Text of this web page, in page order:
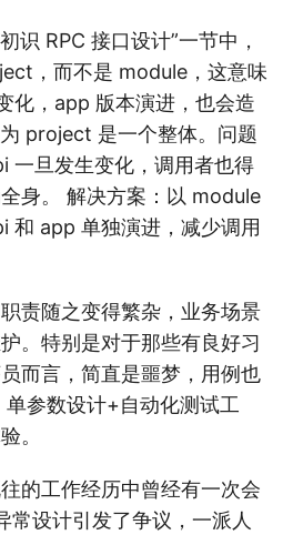
识 RPC 接口设计”一节中，
，而不是 module，这意味
化，app 版本演进，也会造
project 是一个整体。问题
一旦发生变化，调用者也得
身。 解决方案：以 module
和 app 单独演进，减少调用
责随之变得繁杂，业务场景
。特别是对于那些有良好习
而言，简直是噩梦，用例也
参数设计+自动化测试工
。
的工作经历中曾经有一次会
常设计引发了争议，一派人